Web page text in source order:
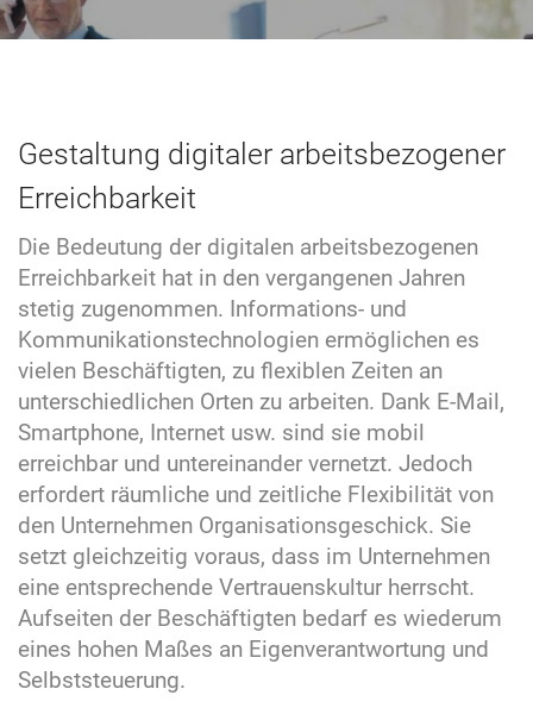
Gestaltung digitaler arbeitsbezogener
Erreichbarkeit
Die Bedeutung der digitalen arbeitsbezogenen
Erreichbarkeit hat in den vergangenen Jahren
stetig zugenommen. Informations- und
Kommunikationstechnologien ermöglichen es
vielen Beschäftigten, zu flexiblen Zeiten an
unterschiedlichen Orten zu arbeiten. Dank E-Mail,
Smartphone, Internet usw. sind sie mobil
erreichbar und untereinander vernetzt. Jedoch
erfordert räumliche und zeitliche Flexibilität von
den Unternehmen Organisationsgeschick. Sie
setzt gleichzeitig voraus, dass im Unternehmen
eine entsprechende Vertrauenskultur herrscht.
Aufseiten der Beschäftigten bedarf es wiederum
eines hohen Maßes an Eigenverantwortung und
Selbststeuerung.